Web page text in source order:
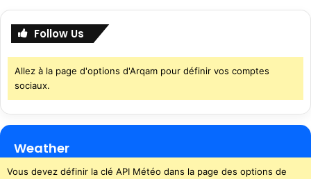
Follow Us
Allez à la page d'options d'Arqam pour définir vos comptes
sociaux.
Weather
Vous devez définir la clé API Météo dans la page des options de